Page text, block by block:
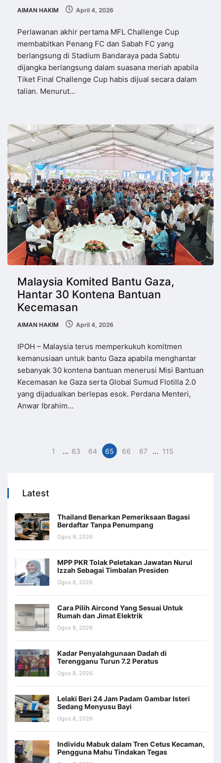
AIMAN HAKIM April 4, 2026
Perlawanan akhir pertama MFL Challenge Cup
membabitkan Penang FC dan Sabah FC yang
berlangsung di Stadium Bandaraya pada Sabtu
dijangka berlangsung dalam suasana meriah apabila
Tiket Final Challenge Cup habis dijual secara dalam
talian. Menurut…
Malaysia Komited Bantu Gaza,
Hantar 30 Kontena Bantuan
Kecemasan
AIMAN HAKIM April 4, 2026
IPOH – Malaysia terus memperkukuh komitmen
kemanusiaan untuk bantu Gaza apabila menghantar
sebanyak 30 kontena bantuan menerusi Misi Bantuan
Kecemasan ke Gaza serta Global Sumud Flotilla 2.0
yang dijadualkan berlepas esok. Perdana Menteri,
Anwar Ibrahim…
1 … 63 64 65 66 67 … 115
Latest
Thailand Benarkan Pemeriksaan Bagasi
Berdaftar Tanpa Penumpang
Ogos 9, 2026
MPP PKR Tolak Peletakan Jawatan Nurul
Izzah Sebagai Timbalan Presiden
Ogos 8, 2026
Cara Pilih Aircond Yang Sesuai Untuk
Rumah dan Jimat Elektrik
Ogos 8, 2026
Kadar Penyalahgunaan Dadah di
Terengganu Turun 7.2 Peratus
Ogos 8, 2026
Lelaki Beri 24 Jam Padam Gambar Isteri
Sedang Menyusu Bayi
Ogos 8, 2026
Individu Mabuk dalam Tren Cetus Kecaman,
Pengguna Mahu Tindakan Tegas